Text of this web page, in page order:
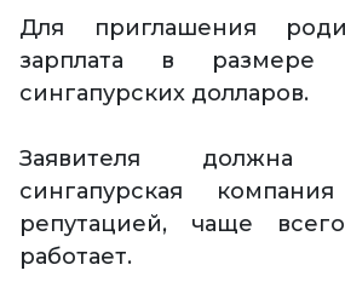
Для приглашения
зарплата в
сингапурских долларов.
Заявителя должна
сингапурская
репутацией, чаще
работает.